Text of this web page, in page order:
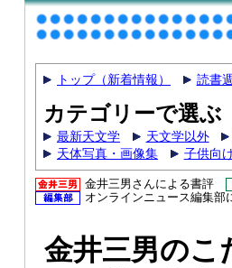
トップ（新着情報） 読書
カテゴリーで選ぶ
最新天文学 天文学以外
天体写真・画像集
子供向
金井三男さんによる書評
オンラインニュース編集部
金井三男のこ